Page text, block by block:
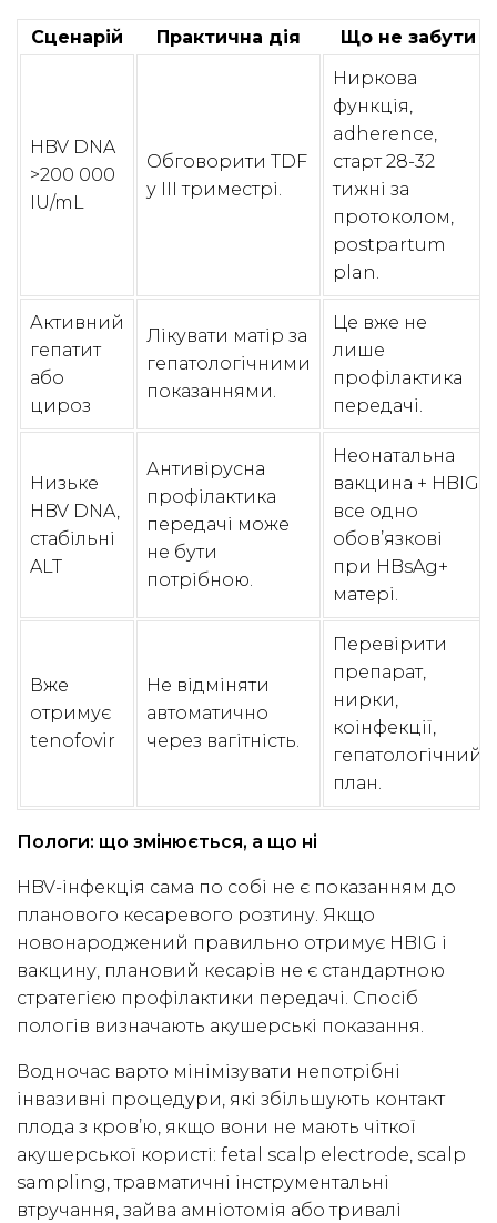
Сценарій Практична дія Що не забути
HBV DNA
>200 000
IU/mL
Обговорити TDF
у III триместрі.
Ниркова
функція,
adherence,
старт 28-32
тижні за
протоколом,
postpartum
plan.
Активний
гепатит
або
цироз
Лікувати матір за
гепатологічними
показаннями.
Це вже не
лише
профілактика
передачі.
Низьке
HBV DNA,
стабільні
ALT
Антивірусна
профілактика
передачі може
не бути
потрібною.
Неонатальна
вакцина + HBIG
все одно
обов’язкові
при HBsAg+
матері.
Вже
отримує
tenofovir
Не відміняти
автоматично
через вагітність.
Перевірити
препарат,
нирки,
коінфекції,
гепатологічний
план.
Пологи: що змінюється, а що ні
HBV-інфекція сама по собі не є показанням до
планового кесаревого розтину. Якщо
новонароджений правильно отримує HBIG і
вакцину, плановий кесарів не є стандартною
стратегією профілактики передачі. Спосіб
пологів визначають акушерські показання.
Водночас варто мінімізувати непотрібні
інвазивні процедури, які збільшують контакт
плода з кров’ю, якщо вони не мають чіткої
акушерської користі: fetal scalp electrode, scalp
sampling, травматичні інструментальні
втручання, зайва амніотомія або тривалі